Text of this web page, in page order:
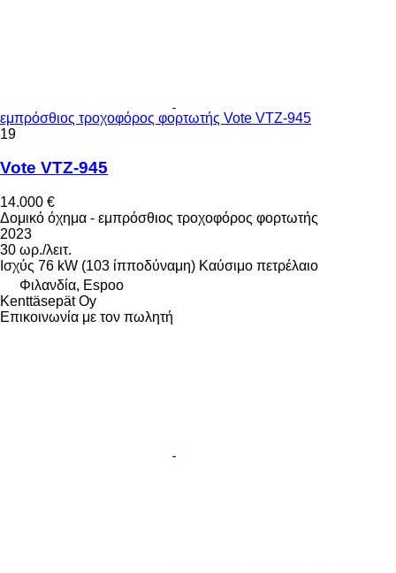
εμπρόσθιος τροχοφόρος φορτωτής Vote VTZ-945
19
Vote VTZ-945
14.000 €
Δομικό όχημα - εμπρόσθιος τροχοφόρος φορτωτής
2023
30 ωρ./λειτ.
Ισχύς 76 kW (103 ίπποδύναμη) Καύσιμο πετρέλαιο
Φιλανδία, Espoo
Kenttäsepät Oy
Επικοινωνία με τον πωλητή